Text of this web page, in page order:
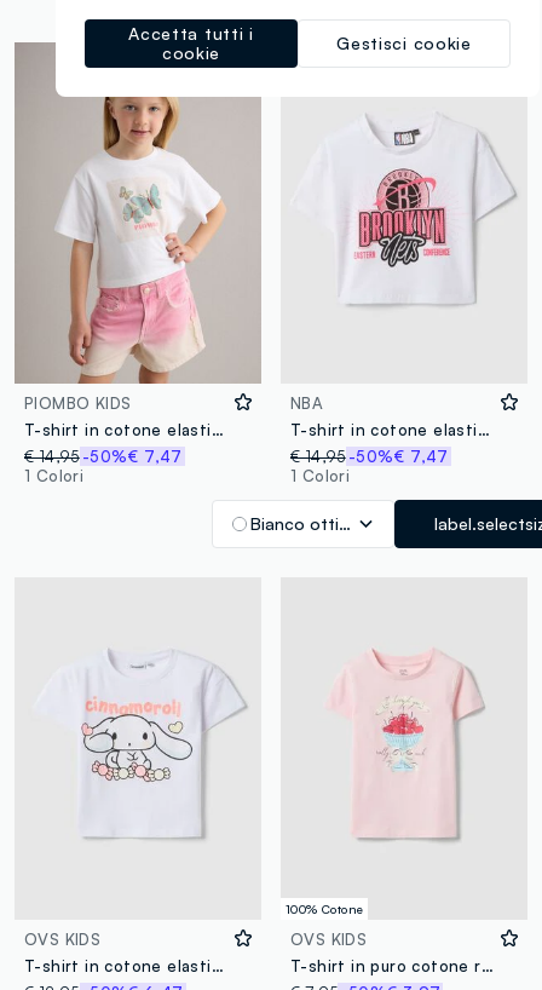
PIOMBO KIDS
T-shirt in cotone elasticizzato bianco da bambina con farfalle
€ 14,95-50%€ 7,47
1 Colori
NBA
T-shirt in cotone elasticizzato bianca da bambina boxy fit Brooklyn
€ 14,95 -50%€ 7,47
1 Colori
Bianco ottico
OVS KIDS
T-shirt in cotone elasticizzato bianco da bambina con stampa
100% Cotone
OVS KIDS
T-shirt in puro cotone rosa regular fit con stampa per bambina
Gestisci cookie
Accetta tutti i
cookie